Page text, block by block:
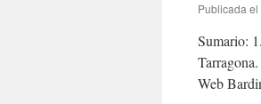
Publicada el
Sumario:
Web